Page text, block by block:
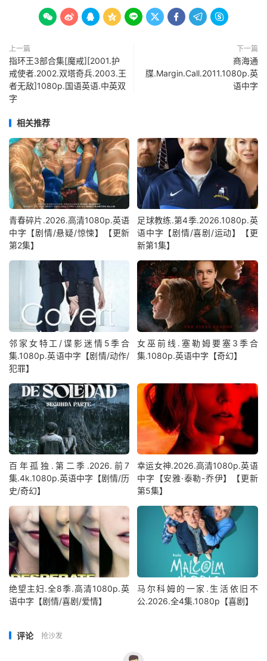
        
上一篇
指环王3部合集[魔戒][2001.护
戒使者.2002.双塔奇兵.2003.王
者无敌]1080p.国语英语.中英双
字
下一篇
商海通
牒.Margin.Call.2011.1080p.英
语中字
相关推荐
青春碎片.2026.高清1080p.英语
中字【剧情/悬疑/惊悚】【更新
第2集】
足球教练.第4季.2026.1080p.英
语中字【剧情/喜剧/运动】【更
新第1集】
邻家女特工/谍影迷情5季合
集.1080p.英语中字【剧情/动作/
犯罪】
女巫前线.塞勒姆要塞3季合
集.1080p.英语中字【奇幻】
百年孤独.第二季.2026.前7
集.4k.1080p.英语中字【剧情/历
史/奇幻】
幸运女神.2026.高清1080p.英语
中字【安雅·泰勒-乔伊】【更新
第5集】
绝望主妇.全8季.高清1080p.英
语中字【剧情/喜剧/爱情】
马尔科姆的一家.生活依旧不
公.2026.全4集.1080p【喜剧】
评论 抢沙发